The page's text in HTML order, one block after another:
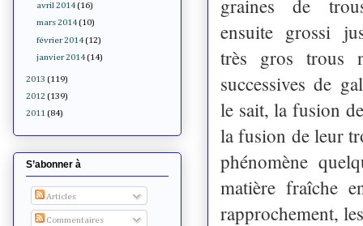
graines de
ensuite grossi
très gros trous
successives de
le sait, la fusion
la fusion de leur
phénomène
matière fraîche
rapprochement,
avril 2014 (16)
mars 2014 (10)
février 2014 (12)
janvier 2014 (14)
2013 (119)
2012 (139)
2011 (84)
S’abonner à
Articles
Commentaires